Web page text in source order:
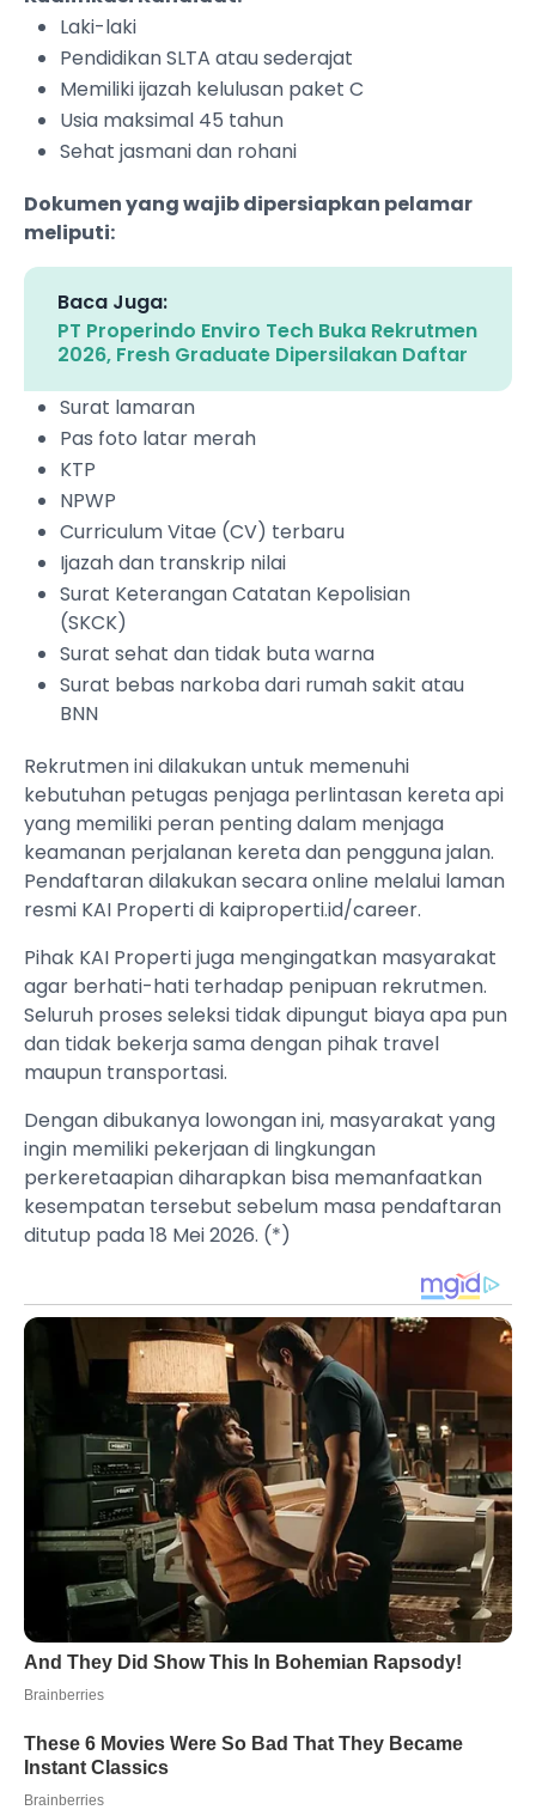
Laki-laki
Pendidikan SLTA atau sederajat
Memiliki ijazah kelulusan paket C
Usia maksimal 45 tahun
Sehat jasmani dan rohani
Dokumen yang wajib dipersiapkan pelamar
meliputi:
Baca Juga:
PT Properindo Enviro Tech Buka Rekrutmen
2026, Fresh Graduate Dipersilakan Daftar
Surat lamaran
Pas foto latar merah
KTP
NPWP
Curriculum Vitae (CV) terbaru
Ijazah dan transkrip nilai
Surat Keterangan Catatan Kepolisian
(SKCK)
Surat sehat dan tidak buta warna
Surat bebas narkoba dari rumah sakit atau
BNN
Rekrutmen ini dilakukan untuk memenuhi
kebutuhan petugas penjaga perlintasan kereta api
yang memiliki peran penting dalam menjaga
keamanan perjalanan kereta dan pengguna jalan.
Pendaftaran dilakukan secara online melalui laman
resmi KAI Properti di kaiproperti.id/career.
Pihak KAI Properti juga mengingatkan masyarakat
agar berhati-hati terhadap penipuan rekrutmen.
Seluruh proses seleksi tidak dipungut biaya apa pun
dan tidak bekerja sama dengan pihak travel
maupun transportasi.
Dengan dibukanya lowongan ini, masyarakat yang
ingin memiliki pekerjaan di lingkungan
perkeretaapian diharapkan bisa memanfaatkan
kesempatan tersebut sebelum masa pendaftaran
ditutup pada 18 Mei 2026. (*)